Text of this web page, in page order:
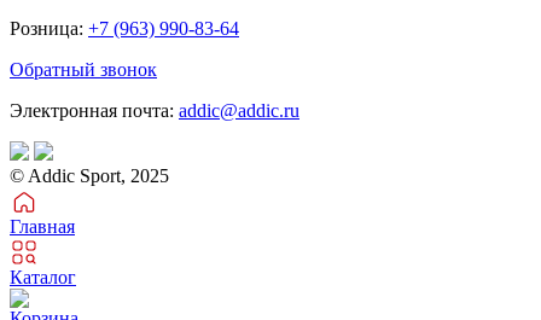
Розница: +7 (963) 990-83-64
Обратный звонок
Электронная почта: addic@addic.ru
© Addic Sport, 2025
Главная
Каталог